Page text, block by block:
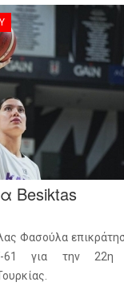
Besiktas
Φασούλα
61 για την 22η